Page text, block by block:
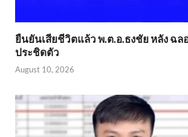
ยืนยันเสียชีวิตแล้ว พ.ต.อ.ธงชัย หลัง ฉลอ
ประชิดตัว
August 10, 2026